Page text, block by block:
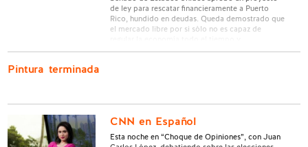
de ley para rescatar financieramente a Puerto
Rico, hundido en deudas. Queda demostrado que
el mercado libre por si sólo no es capaz de
Pintura terminada
CNN en Español
Esta noche en “Choque de Opiniones”, con Juan